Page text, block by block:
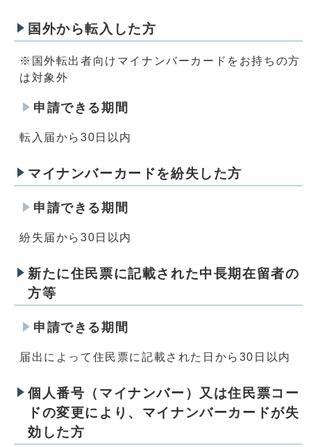
国外から転入した方
※国外転出者向けマイナンバーカードをお持ちの方
は対象外
申請できる期間
転入届から30日以内
マイナンバーカードを紛失した方
申請できる期間
紛失届から30日以内
新たに住民票に記載された中長期在留者の
方等
申請できる期間
届出によって住民票に記載された日から30日以内
個人番号（マイナンバー）又は住民票コー
ドの変更により、マイナンバーカードが失
効した方